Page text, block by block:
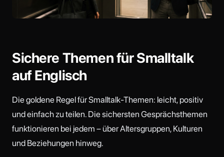
Sichere Themen für Smalltalk
auf Englisch
Die goldene Regel für Smalltalk-Themen: leicht, positiv
und einfach zu teilen. Die sichersten Gesprächsthemen
funktionieren bei jedem – über Altersgruppen, Kulturen
und Beziehungen hinweg.